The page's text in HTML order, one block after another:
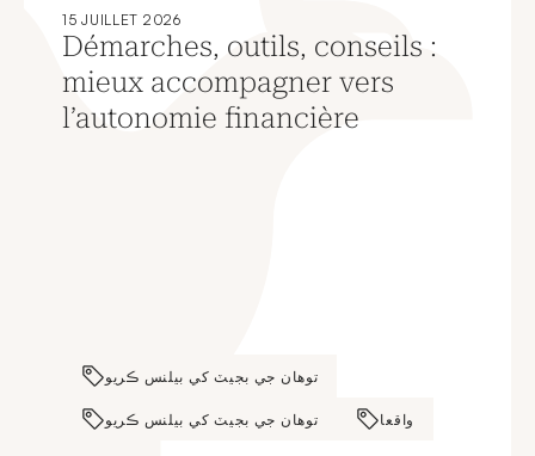
15 JUILLET 2026
Démarches, outils, conseils :
mieux accompagner vers
l’autonomie financière
توهان جي بجيٽ کي بيلنس ڪريو
توهان جي بجيٽ کي بيلنس ڪريو واقعا